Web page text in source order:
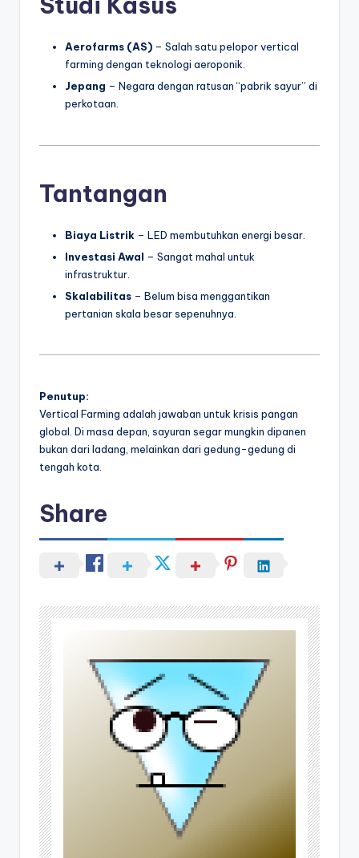
Aerofarms (AS) – Salah satu pelopor vertical
farming dengan teknologi aeroponik.
Jepang – Negara dengan ratusan “pabrik sayur” di
perkotaan.
Tantangan
Biaya Listrik – LED membutuhkan energi besar.
Investasi Awal – Sangat mahal untuk
infrastruktur.
Skalabilitas – Belum bisa menggantikan
pertanian skala besar sepenuhnya.
Penutup:
Vertical Farming adalah jawaban untuk krisis pangan
global. Di masa depan, sayuran segar mungkin dipanen
bukan dari ladang, melainkan dari gedung-gedung di
tengah kota.
Share